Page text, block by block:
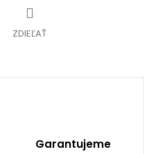
ZDIEĽAŤ
Garantujeme